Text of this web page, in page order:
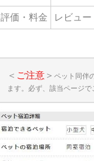
評価・料金 レビュー
＜ ご注意＞ ペット同伴
ます。必ず、該当ページで